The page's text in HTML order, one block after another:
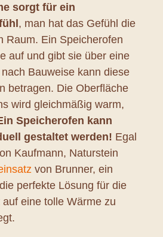
sorgt für ein
, man hat das Gefühl die
Raum. Ein Speicherofen
auf und gibt sie über eine
Bauweise kann diese
betragen. Die Oberfläche
wird gleichmäßig warm,
Speicherofen kann
gestaltet werden! Egal
Kaufmann, Naturstein
von Brunner, ein
perfekte Lösung für die
eine tolle Wärme zu